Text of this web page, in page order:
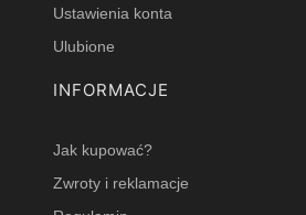
Ustawienia konta
Ulubione
INFORMACJE
Jak kupować?
Zwroty i reklamacje